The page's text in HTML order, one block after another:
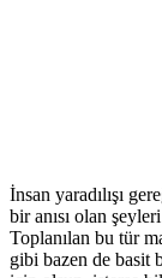
İnsan yaradılışı
bir anısı olan
Toplanılan bu tür
gibi bazen de basit